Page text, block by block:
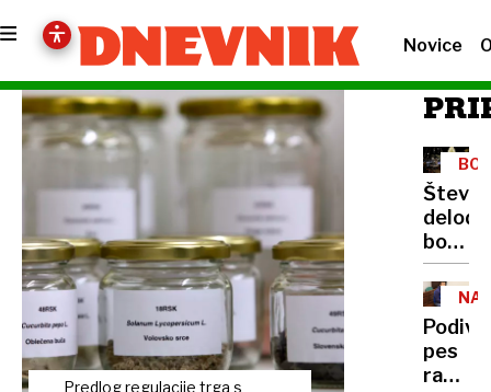
Novice
Predlog regulacije trga s
bodo
le
pes